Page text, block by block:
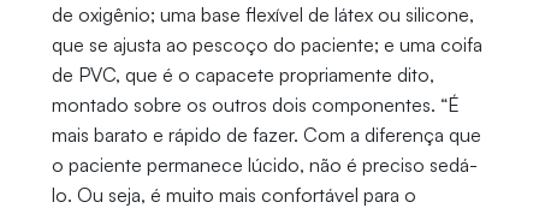
de oxigênio; uma base flexível de látex ou silicone,
que se ajusta ao pescoço do paciente; e uma coifa
de PVC, que é o capacete propriamente dito,
montado sobre os outros dois componentes. “É
mais barato e rápido de fazer. Com a diferença que
o paciente permanece lúcido, não é preciso sedá-
lo. Ou seja, é muito mais confortável para o